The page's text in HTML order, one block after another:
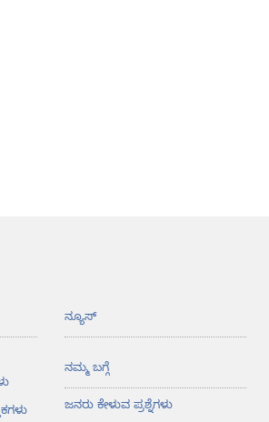
ನ್ಯೂಸ್‌
ನಮ್ಮ ಬಗ್ಗೆ
ಜನರು ಕೇಳುವ ಪ್ರಶ್ನೆಗಳು